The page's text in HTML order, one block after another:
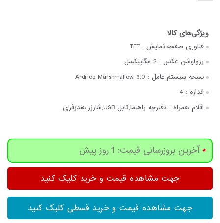
فناوری صفحه‌ نمایش : TFT
رزولوشن عکس : 2 مگاپیکسل
نسخه سیستم عامل : Andriod Marshmallow 6.0
اندازه : 4
اقلام همراه : دفترچه‌ راهنما,کابل USB,شارژر,هندزفری,
آخرین بروزرسانی قیمت: 1 روز پیش
جهت مشاهده قیمت و خرید کلیک کنید
جهت مشاهده قیمت و خرید قسطی کلیک کنید